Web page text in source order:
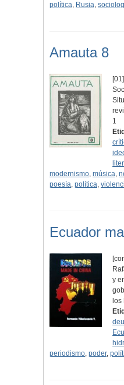
política, Rusia,
Amauta 8
[01]
1
modernismo, música,
poesía, política,
Ecuador
y
periodismo, poder,